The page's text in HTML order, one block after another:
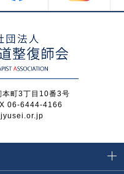
本町3丁目10番3号
06-6444-4166